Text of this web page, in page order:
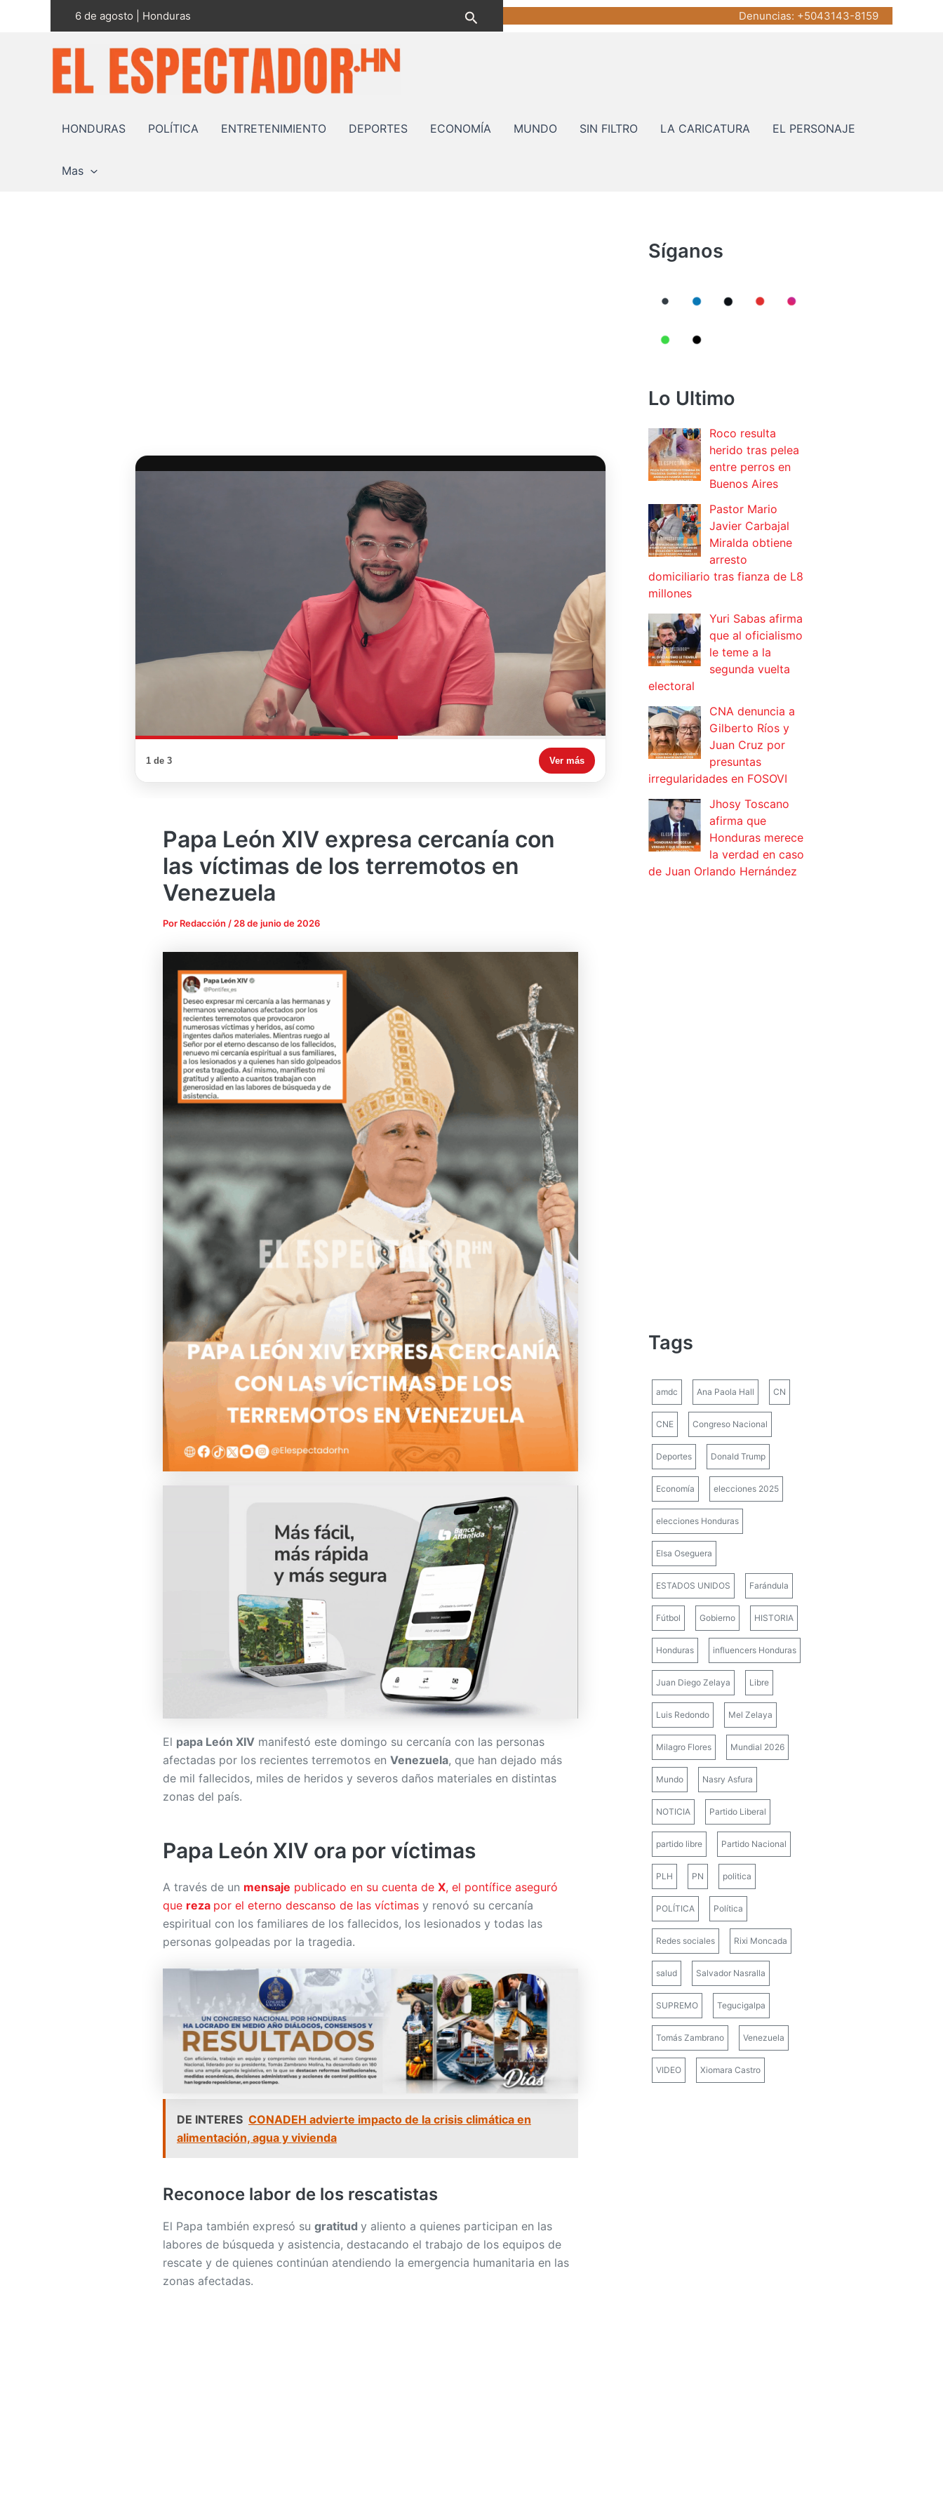
6 de agosto | Honduras Buscar Denuncias: +5043143-8159
HONDURAS POLÍTICA ENTRETENIMIENTO DEPORTES ECONOMÍA MUNDO SIN FILTRO LA CARICATURA EL PERSONAJE
Mas
1 de 3 Ver más
Papa León XIV expresa cercanía con
las víctimas de los terremotos en
Venezuela
Por Redacción / 28 de junio de 2026
El papa León XIV manifestó este domingo su cercanía con las personas
afectadas por los recientes terremotos en Venezuela, que han dejado más
de mil fallecidos, miles de heridos y severos daños materiales en distintas
zonas del país.
Papa León XIV ora por víctimas
A través de un mensaje publicado en su cuenta de X, el pontífice aseguró
que reza por el eterno descanso de las víctimas y renovó su cercanía
espiritual con los familiares de los fallecidos, los lesionados y todas las
personas golpeadas por la tragedia.
DE INTERES CONADEH advierte impacto de la crisis climática en
alimentación, agua y vivienda
Reconoce labor de los rescatistas
El Papa también expresó su gratitud y aliento a quienes participan en las
labores de búsqueda y asistencia, destacando el trabajo de los equipos de
rescate y de quienes continúan atendiendo la emergencia humanitaria en las
zonas afectadas.
Síganos
Lo Ultimo
Roco resulta
herido tras pelea
entre perros en
Buenos Aires
Pastor Mario
Javier Carbajal
Miralda obtiene
arresto
domiciliario tras fianza de L8
millones
Yuri Sabas afirma
que al oficialismo
le teme a la
segunda vuelta
electoral
CNA denuncia a
Gilberto Ríos y
Juan Cruz por
presuntas
irregularidades en FOSOVI
Jhosy Toscano
afirma que
Honduras merece
la verdad en caso
de Juan Orlando Hernández
Tags
amdc Ana Paola Hall CN
CNE Congreso Nacional
Deportes Donald Trump
Economía elecciones 2025
elecciones Honduras
Elsa Oseguera
ESTADOS UNIDOS Farándula
Fútbol Gobierno HISTORIA
Honduras influencers Honduras
Juan Diego Zelaya Libre
Luis Redondo Mel Zelaya
Milagro Flores Mundial 2026
Mundo Nasry Asfura
NOTICIA Partido Liberal
partido libre Partido Nacional
PLH PN politica
POLÍTICA Política
Redes sociales Rixi Moncada
salud Salvador Nasralla
SUPREMO Tegucigalpa
Tomás Zambrano Venezuela
VIDEO Xiomara Castro